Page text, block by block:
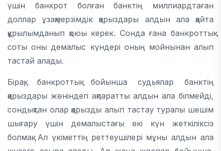
үшін банкрот болған банктің миллиардтаған
доллар ұзақмерзімдік қарыздары алдын ала қайта
құрылымданып қоюы керек. Сонда ғана банкроттық
соты оны демалыс күндері оның мойнынан алып
тастай алады.
Бірақ, банкроттық бойынша судьялар банктің
қарыздары жөніндегі ақпаратты алдын ала білмейді,
сондықтан олар қарызды алып тастау туралы шешім
шығару үшін демалыстағы екі күн жеткіліксіз
болмақ. Ал үкіметтің реттеушілері мұны алдын ала